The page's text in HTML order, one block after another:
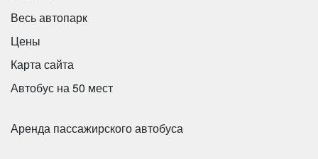
Весь автопарк
Цены
Карта сайта
Автобус на 50 мест
Аренда пассажирского автобуса